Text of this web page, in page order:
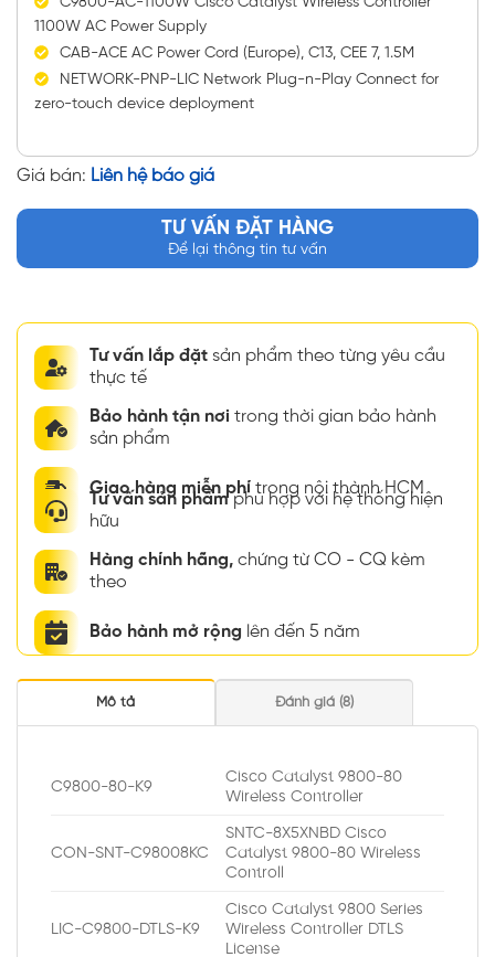
1100W AC Power Supply
CAB-ACE AC Power Cord (Europe), C13, CEE 7, 1.5M
NETWORK-PNP-LIC Network Plug-n-Play Connect for
zero-touch device deployment
Giá bán: Liên hệ báo giá
TƯ VẤN ĐẶT HÀNG
Để lại thông tin tư vấn
Tư vấn lắp đặt sản phẩm theo từng yêu cầu
thực tế
Bảo hành tận nơi trong thời gian bảo hành
sản phẩm
Giao hàng miễn phí trong nội thành HCM
Tư vấn sản phẩmphù hợp với hệ thống hiện
hữu
Hàng chính hãng, chứng từ CO - CQ kèm
theo
Bảo hành mở rộng lên đến 5 năm
Mô tả Đánh giá (8)
C9800-80-K9
Cisco Catalyst 9800-80
Wireless Controller
CON-SNT-C98008KC
SNTC-8X5XNBD Cisco
Catalyst 9800-80 Wireless
Controll
LIC-C9800-DTLS-K9
Cisco Catalyst 9800 Series
Wireless Controller DTLS
License